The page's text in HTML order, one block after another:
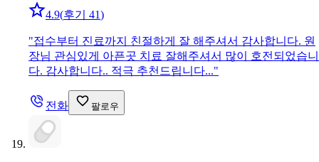
4.9(후기 41)
"접수부터 진료까지 친절하게 잘 해주셔서 감사합니다. 원
장님 관심있게 아픈곳 치료 잘해주셔서 많이 호전되었습니
다. 감사합니다.. 적극 추천드립니다..."
전화 팔로우